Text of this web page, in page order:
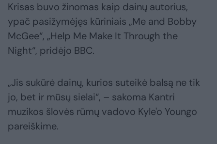
Krisas buvo žinomas kaip dainų autorius,
ypač pasižymėjęs kūriniais „Me and Bobby
McGee“, „Help Me Make It Through the
Night“, pridėjo BBC.
„Jis sukūrė dainų, kurios suteikė balsą ne tik
jo, bet ir mūsų sielai“, – sakoma Kantri
muzikos šlovės rūmų vadovo Kyle'o Youngo
pareiškime.